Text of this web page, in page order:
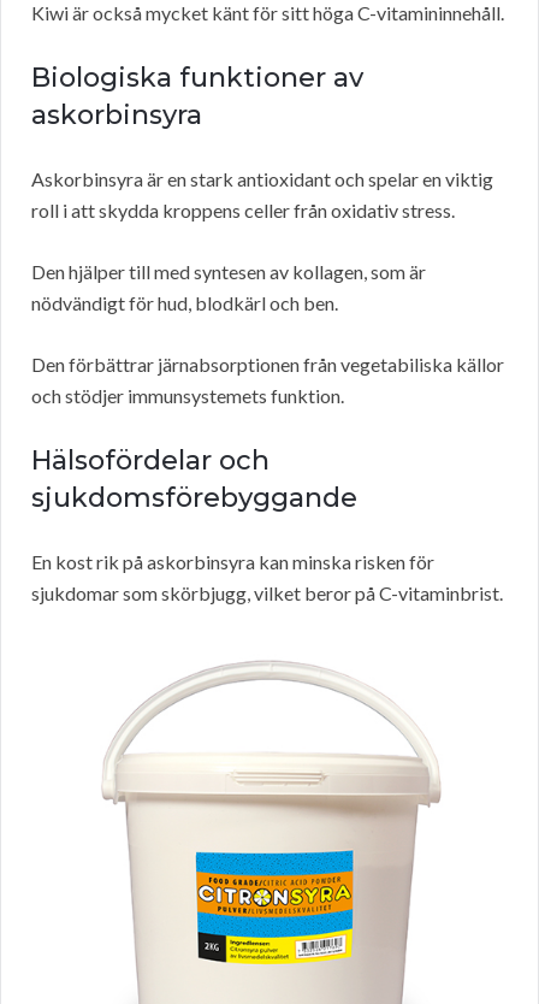
Kiwi är också mycket känt för sitt höga C-vitamininnehåll.
Biologiska funktioner av
askorbinsyra
Askorbinsyra är en stark antioxidant och spelar en viktig
roll i att skydda kroppens celler från oxidativ stress.
Den hjälper till med syntesen av kollagen, som är
nödvändigt för hud, blodkärl och ben.
Den förbättrar järnabsorptionen från vegetabiliska källor
och stödjer immunsystemets funktion.
Hälsofördelar och
sjukdomsförebyggande
En kost rik på askorbinsyra kan minska risken för
sjukdomar som skörbjugg, vilket beror på C-vitaminbrist.